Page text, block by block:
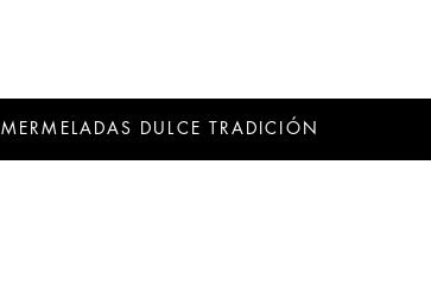
MERMELADAS DULCE TRADICIÓN